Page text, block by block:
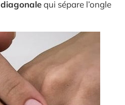
diagonalequi sépare l’ongle